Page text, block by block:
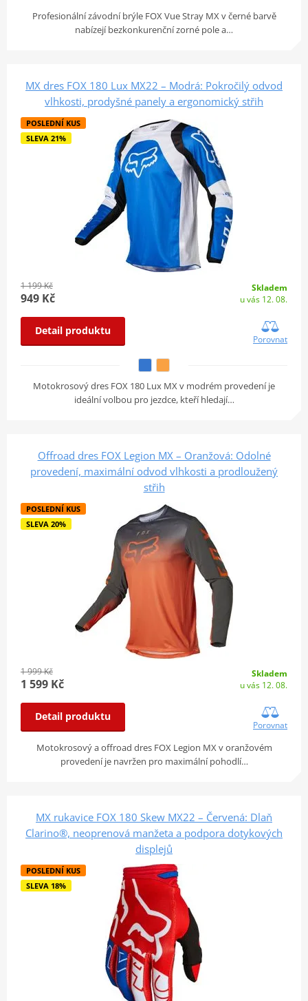
Profesionální závodní brýle FOX Vue Stray MX v černé barvě
nabízejí bezkonkurenční zorné pole a…
MX dres FOX 180 Lux MX22 – Modrá: Pokročilý odvod
vlhkosti, prodyšné panely a ergonomický střih
POSLEDNÍ KUS
SLEVA 21%
1 199 Kč
949 Kč
Skladem
u vás 12. 08.
Detail produktu
Porovnat
Motokrosový dres FOX 180 Lux MX v modrém provedení je
ideální volbou pro jezdce, kteří hledají…
Offroad dres FOX Legion MX – Oranžová: Odolné
provedení, maximální odvod vlhkosti a prodloužený
střih
POSLEDNÍ KUS
SLEVA 20%
1 999 Kč
1 599 Kč
Skladem
u vás 12. 08.
Detail produktu
Porovnat
Motokrosový a offroad dres FOX Legion MX v oranžovém
provedení je navržen pro maximální pohodlí…
MX rukavice FOX 180 Skew MX22 – Červená: Dlaň
Clarino®, neoprenová manžeta a podpora dotykových
displejů
POSLEDNÍ KUS
SLEVA 18%